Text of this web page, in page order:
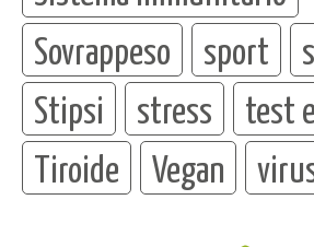
Sovrappeso
sport
Stipsi
stress
test
Tiroide
Vegan